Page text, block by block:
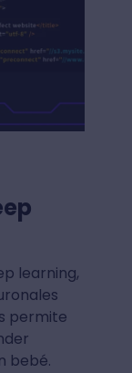
learning,
permite
bebé.